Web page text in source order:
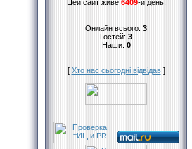
Цей сайт живе 6409-й день.
Онлайн всього: 3
Гостей: 3
Наши: 0
[ Хто нас сьогодні відвідав]